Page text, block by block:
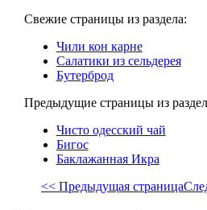
Свежие страницы из раздела:
Чили кон карне
Салатики из сельдерея
Бутерброд
Предыдущие страницы из
Чисто одесский чай
Бигос
Баклажанная Икра
<< Предыдущая страница